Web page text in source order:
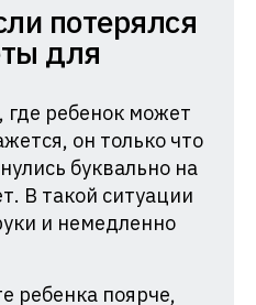
потерялся
для
где ребенок может
он только что
буквально на
В такой ситуации
и немедленно
ребенка поярче,